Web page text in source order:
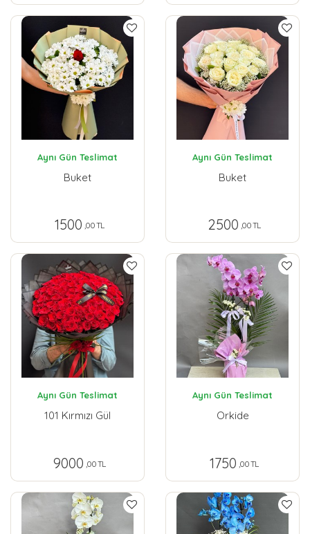
Aynı Gün Teslimat
Buket
1500 ,00 TL
Aynı Gün Teslimat
Buket
2500 ,00 TL
Aynı Gün Teslimat
101 Kırmızı Gül
9000 ,00 TL
Aynı Gün Teslimat
Orkide
1750 ,00 TL